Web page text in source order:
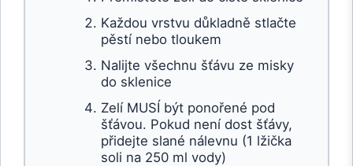
Každou vrstvu důkladně stlačte
pěstí nebo tloukem
Nalijte všechnu šťávu ze misky
do sklenice
Zelí MUSÍ být ponořené pod
šťávou. Pokud není dost šťávy,
přidejte slané nálevnu (1 lžička
soli na 250 ml vody)